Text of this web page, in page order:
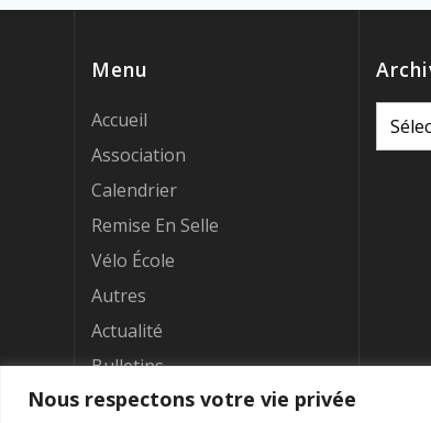
Nous respectons votre vie privée
Menu
Accueil
Association
Calendrier
Remise En Selle
Vélo École
Autres
Actualité
Bulletins
Articles
Archives